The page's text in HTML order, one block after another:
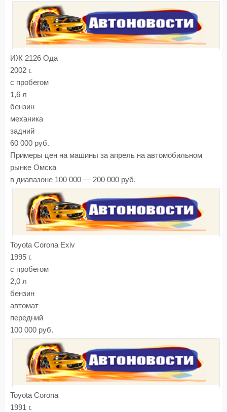
ИЖ 2126 Ода
2002 г.
с пробегом
1,6 л
бензин
механика
задний
60 000 руб.
Примеры цен на машины за апрель на автомобильном
рынке Омска
в диапазоне 100 000 — 200 000 руб.
Toyota Corona Exiv
1995 г.
с пробегом
2,0 л
бензин
автомат
передний
100 000 руб.
Toyota Corona
1991 г.